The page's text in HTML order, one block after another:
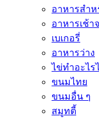
อาหารสำห
อาหารเช้า
เบเกอรี่
อาหารว่าง
ไข่ทำอะไร
ขนมไทย
ขนมอื่น ๆ
สมูทตี้